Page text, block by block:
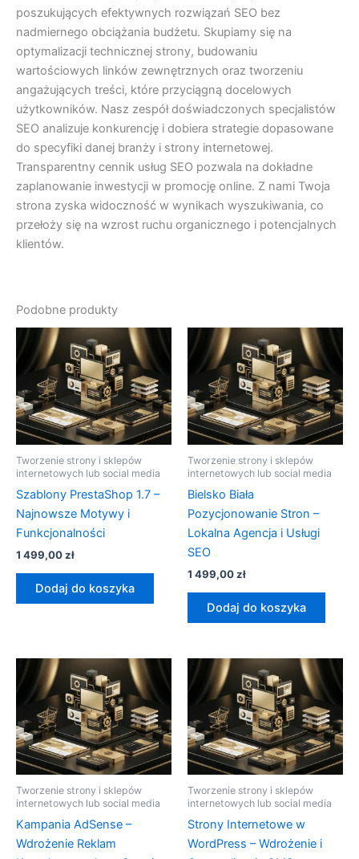
poszukujących efektywnych rozwiązań SEO bez
nadmiernego obciążania budżetu. Skupiamy się na
optymalizacji technicznej strony, budowaniu
wartościowych linków zewnętrznych oraz tworzeniu
angażujących treści, które przyciągną docelowych
użytkowników. Nasz zespół doświadczonych specjalistów
SEO analizuje konkurencję i dobiera strategie dopasowane
do specyfiki danej branży i strony internetowej.
Transparentny cennik usług SEO pozwala na dokładne
zaplanowanie inwestycji w promocję online. Z nami Twoja
strona zyska widoczność w wynikach wyszukiwania, co
przełoży się na wzrost ruchu organicznego i potencjalnych
klientów.
Podobne produkty
Tworzenie strony i sklepów
internetowych lub social media
Szablony PrestaShop 1.7 –
Najnowsze Motywy i
Funkcjonalności
1 499,00zł
Dodaj do koszyka
Tworzenie strony i sklepów
internetowych lub social media
Bielsko Biała
Pozycjonowanie Stron –
Lokalna Agencja i Usługi
SEO
1 499,00zł
Dodaj do koszyka
Tworzenie strony i sklepów
internetowych lub social media
Kampania AdSense –
Wdrożenie Reklam
Tworzenie strony i sklepów
internetowych lub social media
Strony Internetowe w
WordPress – Wdrożenie i